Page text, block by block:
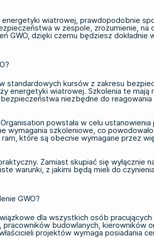
wiatrowej, prawdopodobnie
w zespole, zrozumienie, na
GWO, dzięki czemu będziesz dokładnie
standardowych kursów z zakresu
energetyki wiatrowej. Szkolenia te mają
niezbędne do
powstała w celu
wymagania szkoleniowe, co
które są obecnie wymagane przez
Zamiast skupiać się
warunki, z jakimi będą mieli do
GWO?
dla wszystkich osób
budowlanych, kierowników
projektów wymaga posiadania